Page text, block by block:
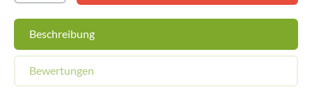
Beschreibung
Bewertungen